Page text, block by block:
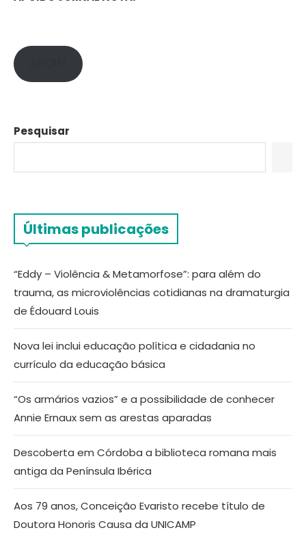
Pesquisar
Últimas publicações
“Eddy – Violência & Metamorfose”: para além do
trauma, as microviolências cotidianas na dramaturgia
de Édouard Louis
Nova lei inclui educação política e cidadania no
currículo da educação básica
“Os armários vazios” e a possibilidade de conhecer
Annie Ernaux sem as arestas aparadas
Descoberta em Córdoba a biblioteca romana mais
antiga da Península Ibérica
Aos 79 anos, Conceição Evaristo recebe título de
Doutora Honoris Causa da UNICAMP